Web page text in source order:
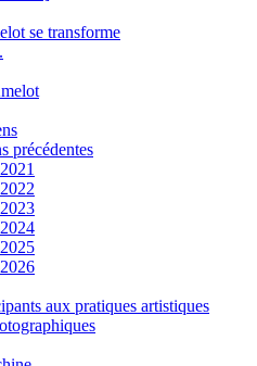
se transforme
précédentes
aux pratiques artistiques